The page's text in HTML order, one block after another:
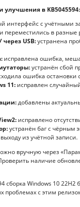
в KB5045594:
интерфейс с учётными
переместились в разные
USB:устранена
исправлена ошибка,
устранён сбой
ошибка остановки
11: исправлен
добавлены
исправлено
устранён баг с чёрным
из учётной записи.
вручную через
наличие
сборка Windows 10
проблемах с этим